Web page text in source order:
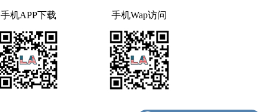
手机APP下载 手机Wap访问